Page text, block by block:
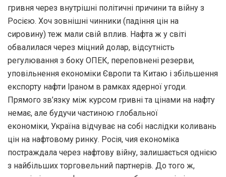
гривня через внутрішні політичні причини та війну з
Росією. Хоч зовнішні чинники (падіння цін на
сировину) теж мали свій вплив. Нафта ж у світі
обвалилася через міцний долар, відсутність
регулювання з боку ОПЕК, переповнені резерви,
уповільнення економіки Європи та Китаю і збільшення
експорту нафти Іраном в рамках ядерної угоди.
Прямого зв’язку між курсом гривні та цінами на нафту
немає, але будучи частиною глобальної
економіки, Україна відчуває на собі наслідки коливань
цін на нафтовому ринку. Росія, чия економіка
постраждала через нафтову війну, залишається однією
з найбільших торговельний партнерів. До того ж,